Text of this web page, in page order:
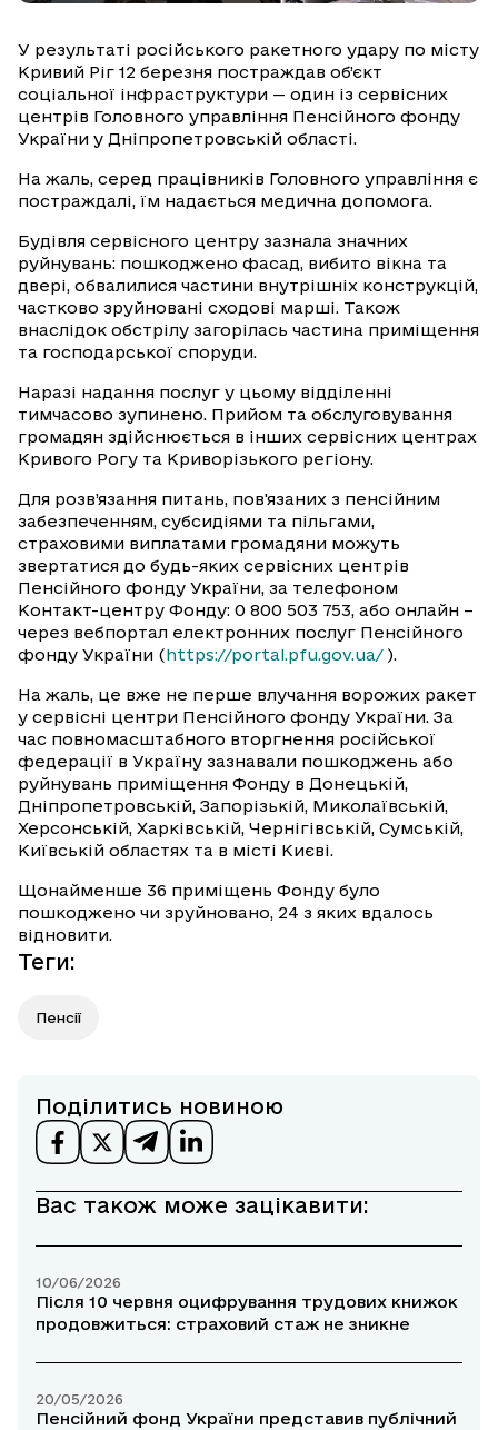
У результаті російського ракетного удару по місту
Кривий Ріг 12 березня постраждав об’єкт
соціальної інфраструктури — один із сервісних
центрів Головного управління Пенсійного фонду
України у Дніпропетровській області.
На жаль, серед працівників Головного управління є
постраждалі, їм надається медична допомога.
Будівля сервісного центру зазнала значних
руйнувань: пошкоджено фасад, вибито вікна та
двері, обвалилися частини внутрішніх конструкцій,
частково зруйновані сходові марші. Також
внаслідок обстрілу загорілась частина приміщення
та господарської споруди.
Наразі надання послуг у цьому відділенні
тимчасово зупинено. Прийом та обслуговування
громадян здійснюється в інших сервісних центрах
Кривого Рогу та Криворізького регіону.
Для розв’язання питань, пов'язаних з пенсійним
забезпеченням, субсидіями та пільгами,
страховими виплатами громадяни можуть
звертатися до будь-яких сервісних центрів
Пенсійного фонду України, за телефоном
Контакт-центру Фонду: 0 800 503 753, або онлайн –
через вебпортал електронних послуг Пенсійного
фонду України (https://portal.pfu.gov.ua/ ).
На жаль, це вже не перше влучання ворожих ракет
у сервісні центри Пенсійного фонду України. За
час повномасштабного вторгнення російської
федерації в Україну зазнавали пошкоджень або
руйнувань приміщення Фонду в Донецькій,
Дніпропетровській, Запорізькій, Миколаївській,
Херсонській, Харківській, Чернігівській, Сумській,
Київській областях та в місті Києві.
Щонайменше 36 приміщень Фонду було
пошкоджено чи зруйновано, 24 з яких вдалось
відновити.
Теги:
Пенсії
Поділитись новиною
Вас також може зацікавити:
10/06/2026
Після 10 червня оцифрування трудових книжок
продовжиться: страховий стаж не зникне
20/05/2026
Пенсійний фонд України представив публічний